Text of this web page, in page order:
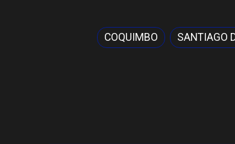
COQUIMBO SANTIAGO